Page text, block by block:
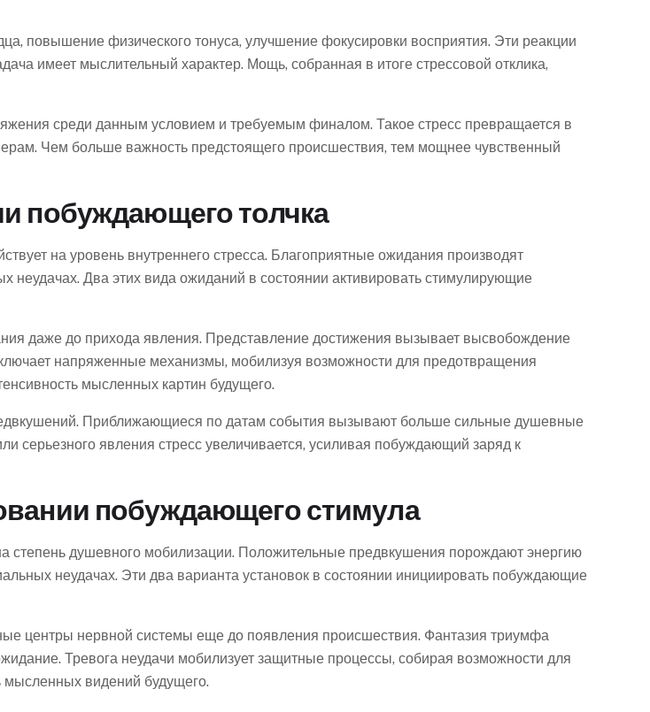
повышение физического тонуса, улучшение фокусировки восприятия. Эти реакции
имеет мыслительный характер. Мощь, собранная в итоге стрессовой отклика,
среди данным условием и требуемым финалом. Такое стресс превращается в
Чем больше важность предстоящего происшествия, тем мощнее чувственный
побуждающего толчка
на уровень внутреннего стресса. Благоприятные ожидания производят
неудачах. Два этих вида ожиданий в состоянии активировать стимулирующие
даже до прихода явления. Представление достижения вызывает высвобождение
напряженные механизмы, мобилизуя возможности для предотвращения
мысленных картин будущего.
Приближающиеся по датам события вызывают больше сильные душевные
явления стресс увеличивается, усиливая побуждающий заряд к
побуждающего стимула
степень душевного мобилизации. Положительные предвкушения порождают энергию
неудачах. Эти два варианта установок в состоянии инициировать побуждающие
центры нервной системы еще до появления происшествия. Фантазия триумфа
Тревога неудачи мобилизует защитные процессы, собирая возможности для
мысленных видений будущего.